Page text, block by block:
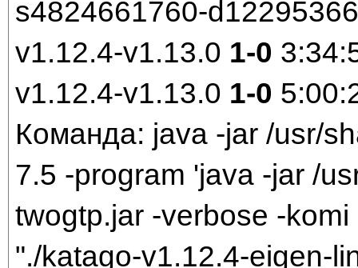
s4824661760-
v1.12.4-v1.13.0 1-0
v1.12.4-v1.13.0 1-0
Команда: java -jar /usr/
7.5 -program 'java -jar /
twogtp.jar -verbose -
"./katago-v1.12.4-eigen-